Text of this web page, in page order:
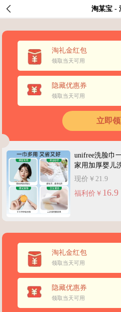
淘某宝 -
淘礼金红包
领取当天可用
隐藏优惠券
领取当天可用
立即
unifree洗脸巾
家用加厚婴儿
现价￥21.9
福利价￥ 16.9
淘礼金红包
领取当天可用
隐藏优惠券
领取当天可用